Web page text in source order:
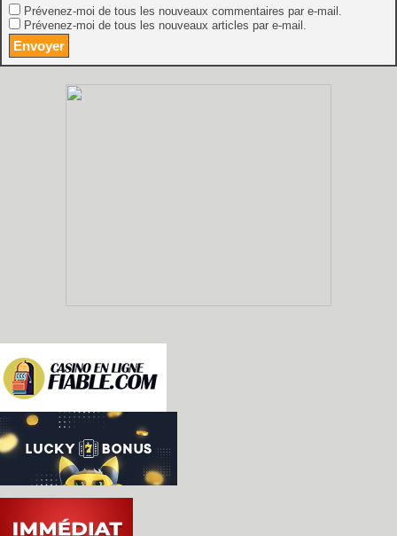
Prévenez-moi de tous les nouveaux commentaires par e-mail.
Prévenez-moi de tous les nouveaux articles par e-mail.